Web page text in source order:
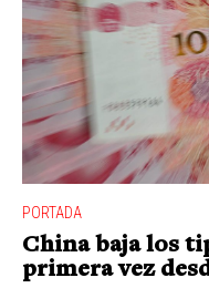
PORTADA
China baja los
primera vez